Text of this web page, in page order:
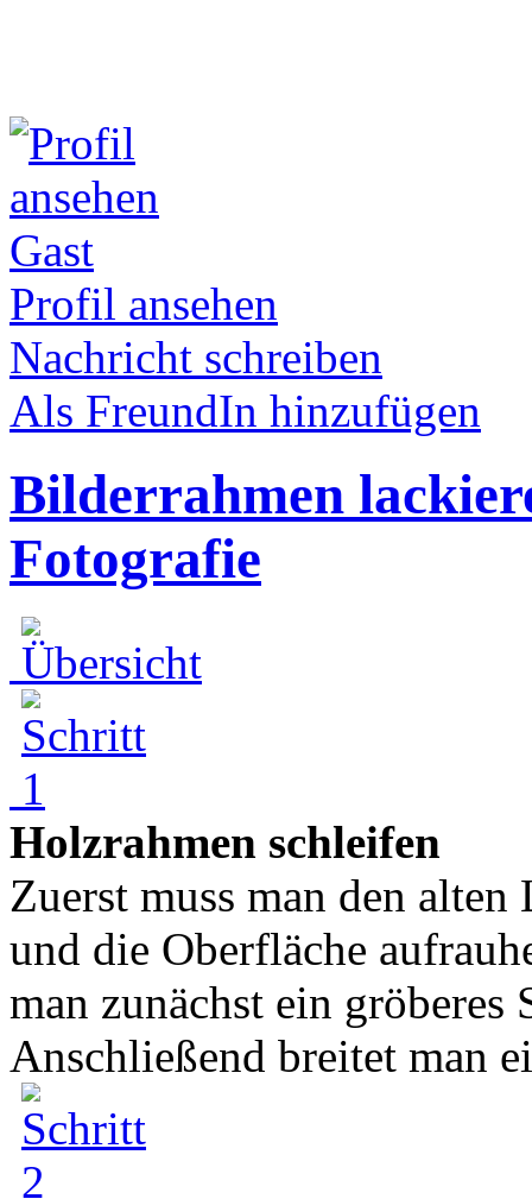
Gast
Profil ansehen
Nachricht schreiben
Als FreundIn hinzufügen
Bilderrahmen
Fotografie
Holzrahmen schleifen
Zuerst muss man den
und die Oberfläche
man zunächst ein
Anschließend breitet man